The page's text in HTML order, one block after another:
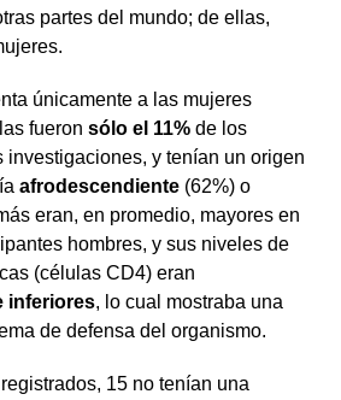
partes del mundo; de ellas,
únicamente a las mujeres
fueron sólo el 11% de los
investigaciones, y tenían un origen
afrodescendiente (62%) o
eran, en promedio, mayores en
hombres, y sus niveles de
(células CD4) eran
inferiores, lo cual mostraba una
de defensa del organismo.
15 no tenían una